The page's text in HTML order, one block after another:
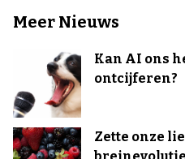
Meer Nieuws
Kan AI ons
ontcijferen?
Zette onze